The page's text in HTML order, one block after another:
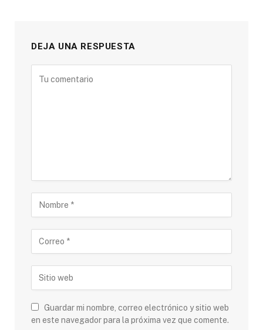
DEJA UNA RESPUESTA
Guardar mi nombre, correo electrónico y sitio web
en este navegador para la próxima vez que comente.